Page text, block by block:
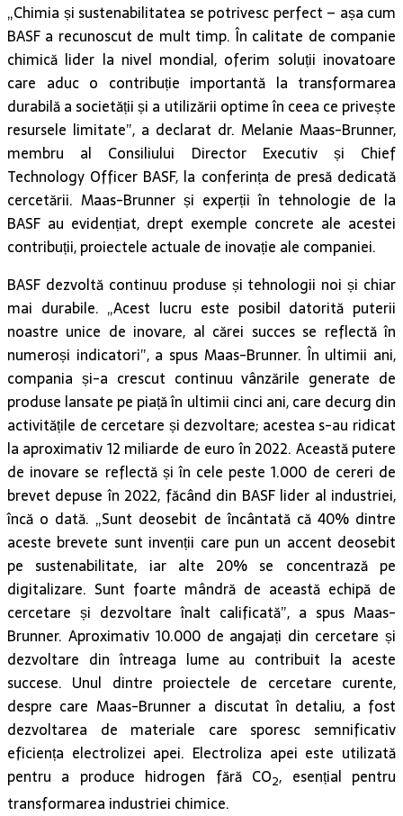
„Chimia și sustenabilitatea se potrivesc perfect – așa cum
BASF a recunoscut de mult timp. În calitate de companie
chimică lider la nivel mondial, oferim soluții inovatoare
care aduc o contribuție importantă la transformarea
durabilă a societății și a utilizării optime în ceea ce privește
resursele limitate”, a declarat dr. Melanie Maas-Brunner,
membru al Consiliului Director Executiv și Chief
Technology Officer BASF, la conferința de presă dedicată
cercetării. Maas-Brunner și experții în tehnologie de la
BASF au evidențiat, drept exemple concrete ale acestei
contribuții, proiectele actuale de inovație ale companiei.
BASF dezvoltă continuu produse și tehnologii noi și chiar
mai durabile. „Acest lucru este posibil datorită puterii
noastre unice de inovare, al cărei succes se reflectă în
numeroși indicatori”, a spus Maas-Brunner. În ultimii ani,
compania și-a crescut continuu vânzările generate de
produse lansate pe piață în ultimii cinci ani, care decurg din
activitățile de cercetare și dezvoltare; acestea s-au ridicat
la aproximativ 12 miliarde de euro în 2022. Această putere
de inovare se reflectă și în cele peste 1.000 de cereri de
brevet depuse în 2022, făcând din BASF lider al industriei,
încă o dată. „Sunt deosebit de încântată că 40% dintre
aceste brevete sunt invenții care pun un accent deosebit
pe sustenabilitate, iar alte 20% se concentrază pe
digitalizare. Sunt foarte mândră de această echipă de
cercetare și dezvoltare înalt calificată”, a spus Maas-
Brunner. Aproximativ 10.000 de angajați din cercetare și
dezvoltare din întreaga lume au contribuit la aceste
succese. Unul dintre proiectele de cercetare curente,
despre care Maas-Brunner a discutat în detaliu, a fost
dezvoltarea de materiale care sporesc semnificativ
eficiența electrolizei apei. Electroliza apei este utilizată
pentru a produce hidrogen fără CO2, esențial pentru
transformarea industriei chimice.